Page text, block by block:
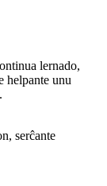
lernado,
helpante unu
serĉante